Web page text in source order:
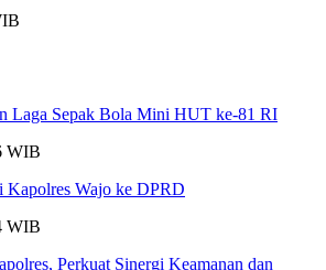
Laga Sepak Bola Mini HUT ke-81 RI
WIB
Kapolres Wajo ke DPRD
WIB
Perkuat Sinergi Keamanan dan